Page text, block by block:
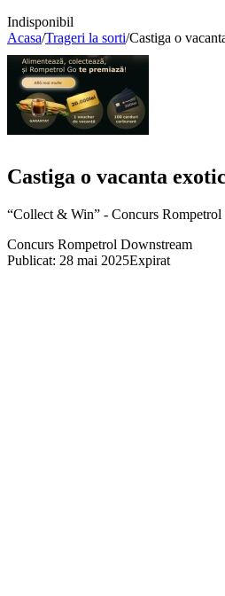
Indisponibil
Acasa/Trageri la sorti/Castiga o
Castiga o vacanta
“Collect & Win” - Concurs Rompetrol
Concurs Rompetrol Downstream
Publicat: 28 mai 2025Expirat